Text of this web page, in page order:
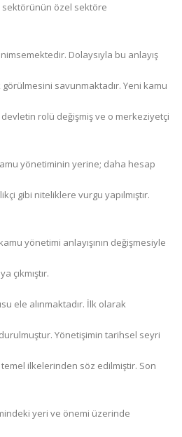
sektörünün özel sektöre
Dolaysıyla bu anlayış
savunmaktadır. Yeni kamu
rolü değişmiş ve o merkeziyetçi
yönetiminin yerine; daha hesap
gibi niteliklere vurgu yapılmıştır.
yönetimi anlayışının değişmesiyle
çıkmıştır.
ele alınmaktadır. İlk olarak
Yönetişimin tarihsel seyri
ilkelerinden söz edilmiştir. Son
yeri ve önemi üzerinde